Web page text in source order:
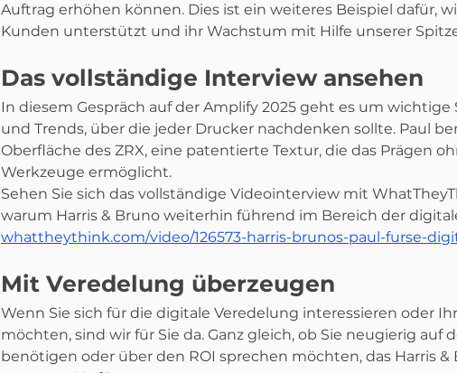
Auftrag erhöhen können. Dies ist ein weiteres Beispiel dafür,
Kunden unterstützt und ihr Wachstum mit Hilfe unserer
Das vollständige Interview ansehen
In diesem Gespräch auf der Amplify 2025 geht es um wichtige
und Trends, über die jeder Drucker nachdenken sollte. Paul
Oberfläche des ZRX, eine patentierte Textur, die das Prägen
Werkzeuge ermöglicht.
Sehen Sie sich das vollständige Videointerview mit
warum Harris & Bruno weiterhin führend im Bereich der
whattheythink.com/video/126573-harris-brunos-paul-furse-
Mit Veredelung überzeugen
Wenn Sie sich für die digitale Veredelung interessieren oder
möchten, sind wir für Sie da. Ganz gleich, ob Sie neugierig auf
benötigen oder über den ROI sprechen möchten, das Harris